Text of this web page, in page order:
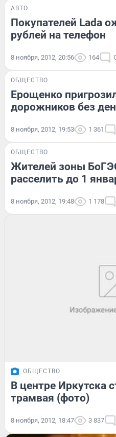
АВТО
Покупателей Lada
рублей на телефон
8 ноября, 2012, 20:56 164
ОБЩЕСТВО
Ерощенко
дорожников без
8 ноября, 2012, 19:53 1 361
ОБЩЕСТВО
Жителей зоны
расселить до 1
8 ноября, 2012, 19:48 1 178
ОБЩЕСТВО
В центре Иркутска
трамвая (фото)
8 ноября, 2012, 18:47 3 837